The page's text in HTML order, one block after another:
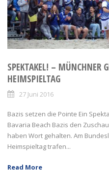
SPEKTAKEL! – MÜNCHNER
HEIMSPIELTAG
27 Juni 2016
Bazis setzen die Pointe Ein
Bavaria Beach Bazis den
haben Wort gehalten. Am
Heimspieltag trafen...
Read More